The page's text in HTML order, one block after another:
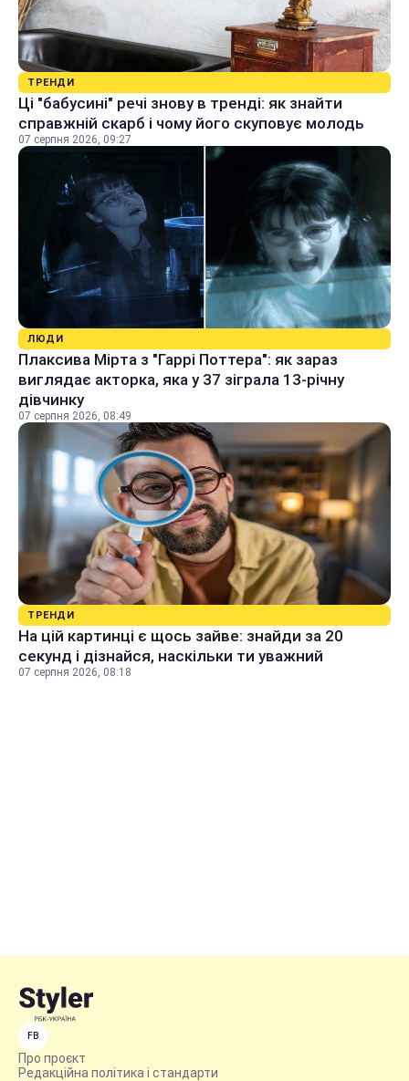
ТРЕНДИ
Ці "бабусині" речі знову в тренді: як знайти
справжній скарб і чому його скуповує молодь
07 серпня 2026, 09:27
ЛЮДИ
Плаксива Мірта з "Гаррі Поттера": як зараз
виглядає акторка, яка у 37 зіграла 13-річну
дівчинку
07 серпня 2026, 08:49
ТРЕНДИ
На цій картинці є щось зайве: знайди за 20
секунд і дізнайся, наскільки ти уважний
07 серпня 2026, 08:18
FB
Про проєкт
Редакційна політика і стандарти